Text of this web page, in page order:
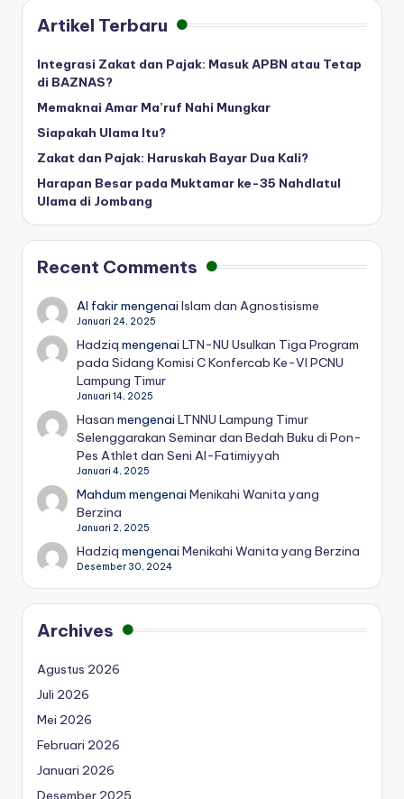
Artikel Terbaru
Integrasi Zakat dan Pajak: Masuk APBN atau Tetap
di BAZNAS?
Memaknai Amar Ma’ruf Nahi Mungkar
Siapakah Ulama Itu?
Zakat dan Pajak: Haruskah Bayar Dua Kali?
Harapan Besar pada Muktamar ke-35 Nahdlatul
Ulama di Jombang
Recent Comments
Al fakirmengenaiIslam dan Agnostisisme
Januari 24, 2025
Hadziq mengenaiLTN-NU Usulkan Tiga Program
pada Sidang Komisi C Konfercab Ke-VI PCNU
Lampung Timur
Januari 14, 2025
Hasan mengenaiLTNNU Lampung Timur
Selenggarakan Seminar dan Bedah Buku di Pon-
Pes Athlet dan Seni Al-Fatimiyyah
Januari 4, 2025
Mahdum mengenaiMenikahi Wanita yang
Berzina
Januari 2, 2025
Hadziq mengenaiMenikahi Wanita yang Berzina
Desember 30, 2024
Archives
Agustus 2026
Juli 2026
Mei 2026
Februari 2026
Januari 2026
Desember 2025